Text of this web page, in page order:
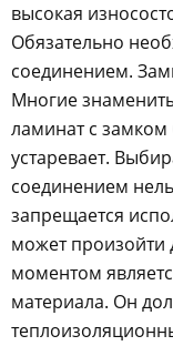
высокая
Обязательно
соединением.
Многие
ламинат с замком
устаревает.
соединением
запрещается
может
моментом
материала. Он